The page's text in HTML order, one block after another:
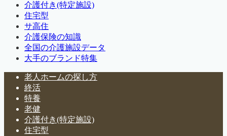
介護付き(特定施設)
住宅型
サ高住
介護保険の知識
全国の介護施設データ
大手のブランド特集
老人ホームの探し方
終活
特養
老健
介護付き(特定施設)
住宅型